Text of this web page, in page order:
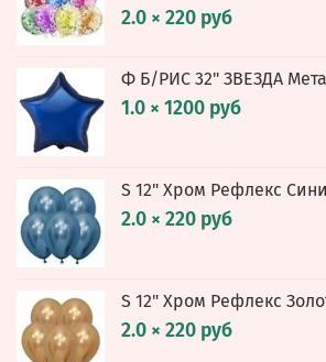
2.0 × 220 руб
Ф Б/РИС 32" ЗВЕЗДА
1.0 × 1200 руб
S 12" Хром Рефлекс
2.0 × 220 руб
S 12" Хром Рефлекс
2.0 × 220 руб